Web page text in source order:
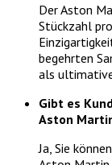
Der Aston
Stückzahl
begehrten
als
Gibt es
Aston
Ja, Sie